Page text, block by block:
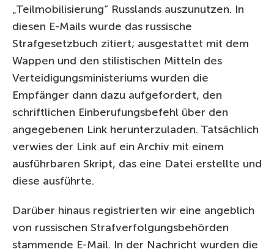
„Teilmobilisierung“ Russlands auszunutzen. In
diesen E-Mails wurde das russische
Strafgesetzbuch zitiert; ausgestattet mit dem
Wappen und den stilistischen Mitteln des
Verteidigungsministeriums wurden die
Empfänger dann dazu aufgefordert, den
schriftlichen Einberufungsbefehl über den
angegebenen Link herunterzuladen. Tatsächlich
verwies der Link auf ein Archiv mit einem
ausführbaren Skript, das eine Datei erstellte und
diese ausführte.
Darüber hinaus registrierten wir eine angeblich
von russischen Strafverfolgungsbehörden
stammende E-Mail. In der Nachricht wurden die